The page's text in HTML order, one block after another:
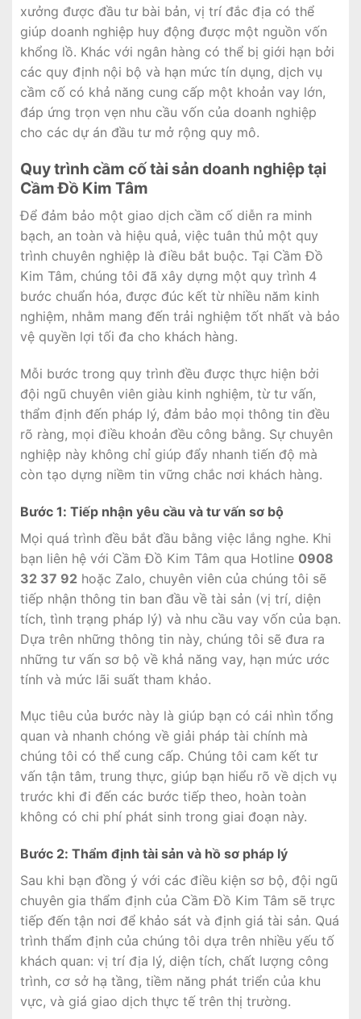
xưởng được đầu tư bài bản, vị trí đắc địa có thể
giúp doanh nghiệp huy động được một nguồn vốn
khổng lồ. Khác với ngân hàng có thể bị giới hạn bởi
các quy định nội bộ và hạn mức tín dụng, dịch vụ
cầm cố có khả năng cung cấp một khoản vay lớn,
đáp ứng trọn vẹn nhu cầu vốn của doanh nghiệp
cho các dự án đầu tư mở rộng quy mô.
Quy trình cầm cố tài sản doanh nghiệp tại
Cầm Đồ Kim Tâm
Để đảm bảo một giao dịch cầm cố diễn ra minh
bạch, an toàn và hiệu quả, việc tuân thủ một quy
trình chuyên nghiệp là điều bắt buộc. Tại Cầm Đồ
Kim Tâm, chúng tôi đã xây dựng một quy trình 4
bước chuẩn hóa, được đúc kết từ nhiều năm kinh
nghiệm, nhằm mang đến trải nghiệm tốt nhất và bảo
vệ quyền lợi tối đa cho khách hàng.
Mỗi bước trong quy trình đều được thực hiện bởi
đội ngũ chuyên viên giàu kinh nghiệm, từ tư vấn,
thẩm định đến pháp lý, đảm bảo mọi thông tin đều
rõ ràng, mọi điều khoản đều công bằng. Sự chuyên
nghiệp này không chỉ giúp đẩy nhanh tiến độ mà
còn tạo dựng niềm tin vững chắc nơi khách hàng.
Bước 1: Tiếp nhận yêu cầu và tư vấn sơ bộ
Mọi quá trình đều bắt đầu bằng việc lắng nghe. Khi
bạn liên hệ với Cầm Đồ Kim Tâm qua Hotline 0908
32 37 92 hoặc Zalo, chuyên viên của chúng tôi sẽ
tiếp nhận thông tin ban đầu về tài sản (vị trí, diện
tích, tình trạng pháp lý) và nhu cầu vay vốn của bạn.
Dựa trên những thông tin này, chúng tôi sẽ đưa ra
những tư vấn sơ bộ về khả năng vay, hạn mức ước
tính và mức lãi suất tham khảo.
Mục tiêu của bước này là giúp bạn có cái nhìn tổng
quan và nhanh chóng về giải pháp tài chính mà
chúng tôi có thể cung cấp. Chúng tôi cam kết tư
vấn tận tâm, trung thực, giúp bạn hiểu rõ về dịch vụ
trước khi đi đến các bước tiếp theo, hoàn toàn
không có chi phí phát sinh trong giai đoạn này.
Bước 2: Thẩm định tài sản và hồ sơ pháp lý
Sau khi bạn đồng ý với các điều kiện sơ bộ, đội ngũ
chuyên gia thẩm định của Cầm Đồ Kim Tâm sẽ trực
tiếp đến tận nơi để khảo sát và định giá tài sản. Quá
trình thẩm định của chúng tôi dựa trên nhiều yếu tố
khách quan: vị trí địa lý, diện tích, chất lượng công
trình, cơ sở hạ tầng, tiềm năng phát triển của khu
vực, và giá giao dịch thực tế trên thị trường.